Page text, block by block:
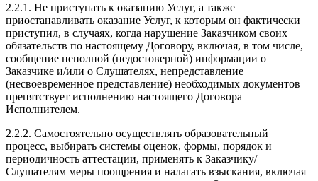
2.2.1. Не приступать к оказанию Услуг, а также
приостанавливать оказание Услуг, к которым он фактически
приступил, в случаях, когда нарушение Заказчиком своих
обязательств по настоящему Договору, включая, в том числе,
сообщение неполной (недостоверной) информации о
Заказчике и/или о Слушателях, непредставление
(несвоевременное представление) необходимых документов
препятствует исполнению настоящего Договора
Исполнителем.
2.2.2. Самостоятельно осуществлять образовательный
процесс, выбирать системы оценок, формы, порядок и
периодичность аттестации, применять к Заказчику/
Слушателям меры поощрения и налагать взыскания, включая